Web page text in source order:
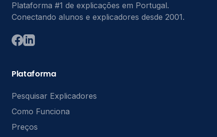
Plataforma #1 de explicações em Portugal.
Conectando alunos e explicadores desde 2001.
Plataforma
Pesquisar Explicadores
Como Funciona
Preços